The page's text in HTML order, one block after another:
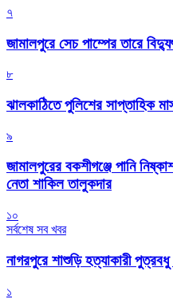
৭
জামালপুরে সেচ পাম্পের তারে
৮
‎ঝালকাঠিতে পুলিশের সাপ্তাহিক
৯
জামালপুরের বকশীগঞ্জে পানি
নেতা শাকিল তালুকদার
১০
সর্বশেষ সব খবর
নাগরপুরে শাশুড়ি হত্যাকারী
১